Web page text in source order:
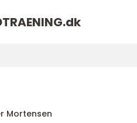
dk
Mortensen